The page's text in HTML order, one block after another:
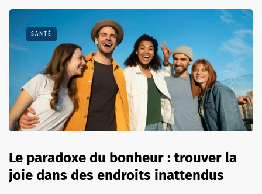
SANTÉ
Le paradoxe du bonheur : trouver la
joie dans des endroits inattendus